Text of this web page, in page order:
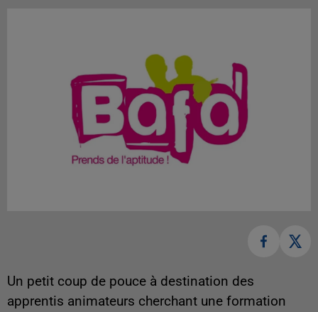
Un petit coup de pouce à destination des
apprentis animateurs cherchant une formation